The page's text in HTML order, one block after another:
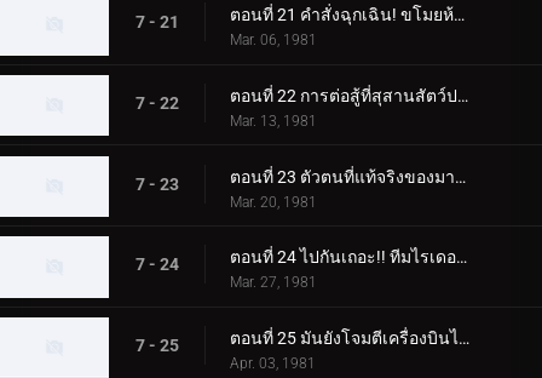
7 - 21 ตอนที่ 21 คำสั่งฉุกเฉิน! ขโมยห้ามือ!!
Mar. 06, 1981
7 - 22 ตอนที่ 22 การต่อสู้ที่สุสานสัตว์ประหลาด! จุดจบของนายพลเมเกิร์ล
Mar. 13, 1981
7 - 23 ตอนที่ 23 ตัวตนที่แท้จริงของมาโครแห่งความหวาดกลัวจักรพรรดิอมตะ
Mar. 20, 1981
7 - 24 ตอนที่ 24 ไปกันเถอะ!! ทีมไรเดอร์รุ่นเยาว์
Mar. 27, 1981
7 - 25 ตอนที่ 25 มันยังโจมตีเครื่องบินได้!! มอนสเตอร์แม่เหล็กที่แข็งแกร่ง
Apr. 03, 1981